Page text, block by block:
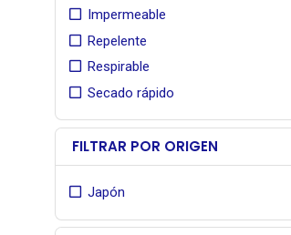
Impermeable
Repelente
Respirable
Secado rápido
FILTRAR POR ORIGEN
Japón